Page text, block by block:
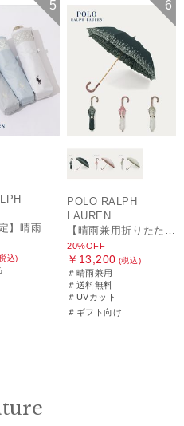
5
込)
ギフト向け
6
POLO RALPH
LAUREN
20%OFF
￥13,200 (税込)
＃晴雨兼用
＃送料無料
＃UVカット
＃ギフト向け